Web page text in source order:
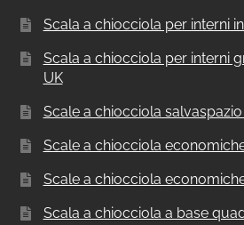
Scala a chiocciola per interni
Scala a chiocciola per interni
UK
Scale a chiocciola salvaspazio
Scale a chiocciola
Scale a chiocciola
Scala a chiocciola a base